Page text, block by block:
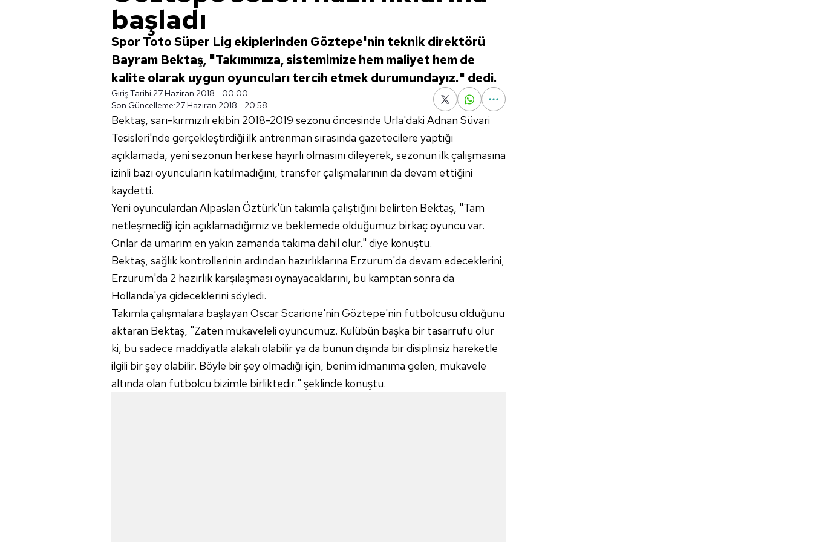
başladı
Spor Toto Süper Lig ekiplerinden Göztepe'nin teknik direktörü
Bayram Bektaş, "Takımımıza, sistemimize hem maliyet hem de
kalite olarak uygun oyuncuları tercih etmek durumundayız." dedi.
Giriş Tarihi:27 Haziran 2018 - 00:00
Son Güncelleme:27 Haziran 2018 - 20:58
Bektaş, sarı-kırmızılı ekibin 2018-2019 sezonu öncesinde Urla'daki Adnan Süvari
Tesisleri'nde gerçekleştirdiği ilk antrenman sırasında gazetecilere yaptığı
açıklamada, yeni sezonun herkese hayırlı olmasını dileyerek, sezonun ilk çalışmasına
izinli bazı oyuncuların katılmadığını, transfer çalışmalarının da devam ettiğini
kaydetti.
Yeni oyunculardan Alpaslan Öztürk'ün takımla çalıştığını belirten Bektaş, "Tam
netleşmediği için açıklamadığımız ve beklemede olduğumuz birkaç oyuncu var.
Onlar da umarım en yakın zamanda takıma dahil olur." diye konuştu.
Bektaş, sağlık kontrollerinin ardından hazırlıklarına Erzurum'da devam edeceklerini,
Erzurum'da 2 hazırlık karşılaşması oynayacaklarını, bu kamptan sonra da
Hollanda'ya gideceklerini söyledi.
Takımla çalışmalara başlayan Oscar Scarione'nin Göztepe'nin futbolcusu olduğunu
aktaran Bektaş, "Zaten mukaveleli oyuncumuz. Kulübün başka bir tasarrufu olur
ki, bu sadece maddiyatla alakalı olabilir ya da bunun dışında bir disiplinsiz hareketle
ilgili bir şey olabilir. Böyle bir şey olmadığı için, benim idmanıma gelen, mukavele
altında olan futbolcu bizimle birliktedir." şeklinde konuştu.